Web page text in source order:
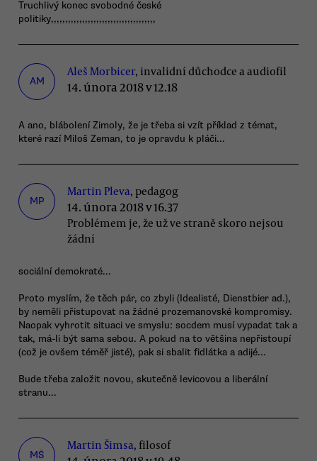
Truchlivý konec svobodné české
politiky,,,,,,,,,,,,,,,,,,,,,,,,,,,,,,,,,,,,,
AM
Aleš Morbicer, invalidní důchodce a audiofil
14. února 2018 v 12.18
A ano, blábolení Zimoly, že je třeba si vzít příklad z témat,
které razí Miloš Zeman, to je opravdu k pláči...
MP
Martin Pleva, pedagog
14. února 2018 v 16.37
Problémem je, že už ve straně skoro nejsou
žádní
sociální demokraté...
Proto myslím, že těch pár, co zbyli (Idealisté, Dienstbier ad.),
by neměli přistupovat na žádné prozemanovské kompromisy.
Naopak vyhrotit situaci ve smyslu: socdem musí vypadat tak a
tak, má-li být sama sebou. A pokud na to většina nepřistoupí
(což je ovšem téměř jisté), pak si sbalit fidlátka a adijé...
Bude třeba založit novou, skutečně levicovou a liberální
stranu...
MŠ
Martin Šimsa, filosof